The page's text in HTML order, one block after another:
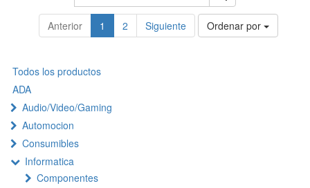
Anterior 1 2 Siguiente Ordenar por
Todos los productos
ADA
Audio/Video/Gaming
Automocion
Consumibles
Informatica
Componentes